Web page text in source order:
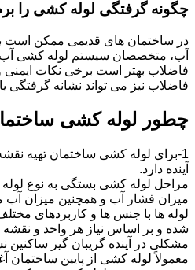
چگونه گرفتگی لوله کشی را
در ساختمان های قدیمی ممکن است
آب، متخصصان سیستم لوله کشی آب
فاضلاب بهتر است برخی نکات ایمنی
فاضلاب نیز می تواند نشانه گرفتگی
چطور لوله کشی
1-برای لوله کشی ساختمان تهیه
آینده دارد.
مراحل لوله کشی بستگی به نوع لوله
میزان فشار آب و همچنین میزان آب
لوله ها با جنس ها و کاربردهای
شده و بر اساس نیاز هر واحد و
مشکلی در آینده گریبان گیر ساکنین
معمولاً لوله کشی از پایین ساختمان